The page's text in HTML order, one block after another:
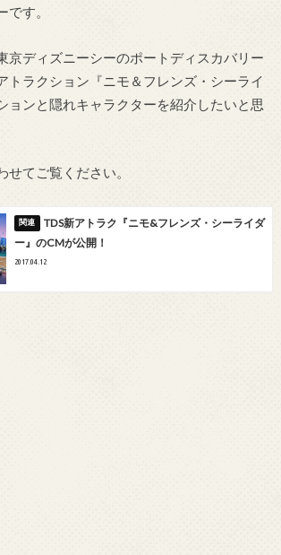
です。
京ディズニーシーのポートディスカバリー
トラクション『ニモ＆フレンズ・シーライ
ョンと隠れキャラクターを紹介したいと思
せてご覧ください。
TDS新アトラク『ニモ&フレンズ・シーライダ
ー』のCMが公開！
2017.04.12